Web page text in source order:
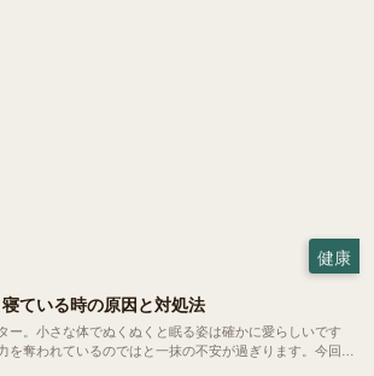
健康
ている時の原因と対処法
ー。小さな体でぬくぬくと眠る姿は確かに愛らしいです
を奪われているのではと一抹の不安が過ぎります。今回